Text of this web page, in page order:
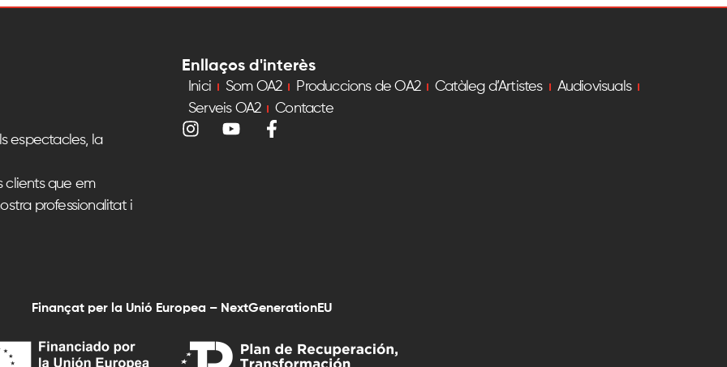
espectacles, la
clients que em
professionalitat i
Enllaços d'interès
Inici Som OA2 Produccions de OA2 Catàleg d’Artistes
Audiovisuals
Serveis OA2
Contacte
Finançat per la Unió Europea – NextGenerationEU